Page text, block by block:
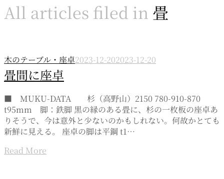
All articles filed in 畳
木のテーブル・座卓2023-12-202023-12-20
畳間に座卓
■ MUKU-DATA 杉（高野山）2150 780-910-870
t95mm 脚：鉄脚 黒の縁のある畳に、杉の一枚板の座卓あ
りそうで、今は意外と少ないのかもしれない。何故かとても
新鮮に見える。 座卓の脚は平鋼 t1…
Read More